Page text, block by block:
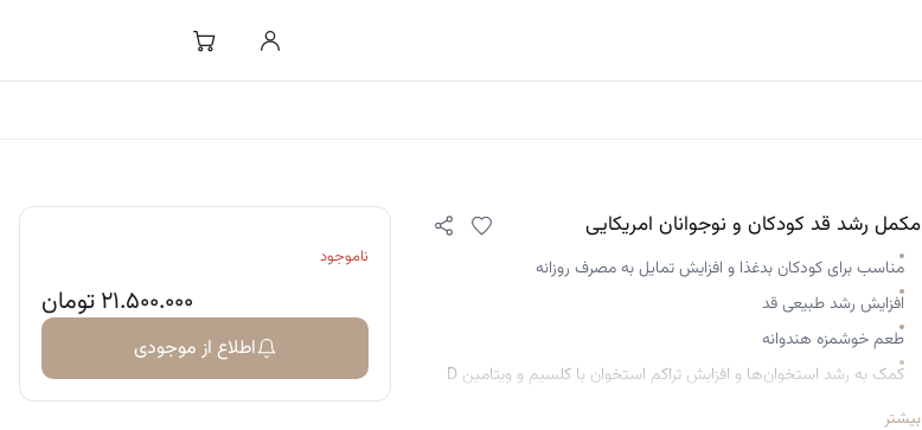
مکمل رشد قد کودکان و نوجوانان امریکایی
مناسب برای کودکان بدغذا و افزایش تمایل به مصرف روزانه
افزایش رشد طبیعی قد
طعم خوشمزه هندوانه
کمک به رشد استخوان‌ها و افزایش تراکم استخوان با کلسیم و ویتامین D
حاوی اشواگاندا برای کمک به عملکرد غده هیپوفیز و کنترل استرسبیشتر
ناموجود
۲۱.۵۰۰.۰۰۰تومان
اطلاع از موجودی